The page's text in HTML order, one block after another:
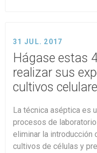
31 JUL. 2017
Hágase estas
realizar sus
cultivos
La técnica aséptica es
procesos de
eliminar la introducción
cultivos de células y